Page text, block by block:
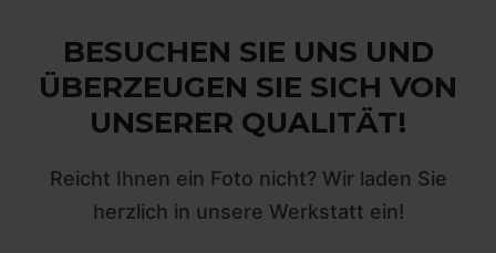
BESUCHEN SIE UNS UND
ÜBERZEUGEN SIE SICH VON
UNSERER QUALITÄT!
Reicht Ihnen ein Foto nicht? Wir laden Sie
herzlich in unsere Werkstatt ein!